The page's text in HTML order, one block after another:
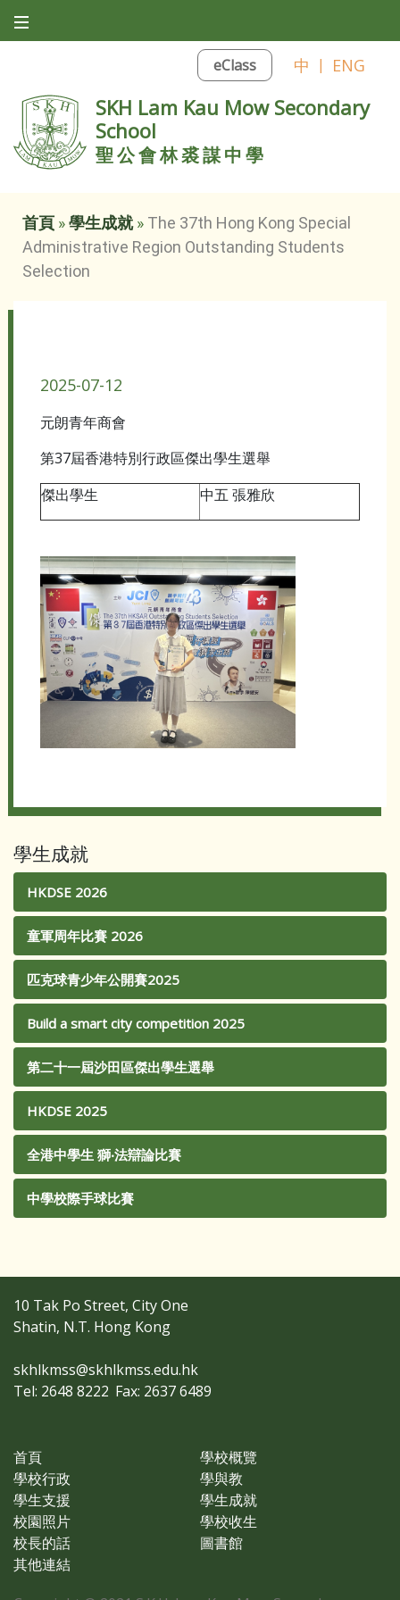
eClass 中 | ENG
SKH Lam Kau Mow Secondary
School
聖公會林裘謀中學
首頁 »學生成就» The 37th Hong Kong Special
Administrative Region Outstanding Students
Selection
2025-07-12
元朗青年商會
第37屆香港特別行政區傑出學生選舉
傑出學生
中五 張雅欣
學生成就
HKDSE 2026
童軍周年比賽 2026
匹克球青少年公開賽2025
Build a smart city competition 2025
第二十一屆沙田區傑出學生選舉
HKDSE 2025
全港中學生 獅‧法辯論比賽
中學校際手球比賽
10 Tak Po Street, City One
Shatin, N.T. Hong Kong
skhlkmss@skhlkmss.edu.hk
Tel: 2648 8222 Fax: 2637 6489
首頁
學校概覽
學校行政
學與教
學生支援
學生成就
校園照片
學校收生
校長的話
圖書館
其他連結